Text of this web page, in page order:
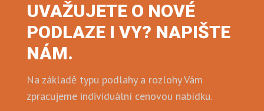
UVAŽUJETE O NOVÉ
PODLAZE I VY? NAPIŠTE
NÁM.
Na základě typu podlahy a rozlohy Vám
zpracujeme individuální cenovou nabídku.